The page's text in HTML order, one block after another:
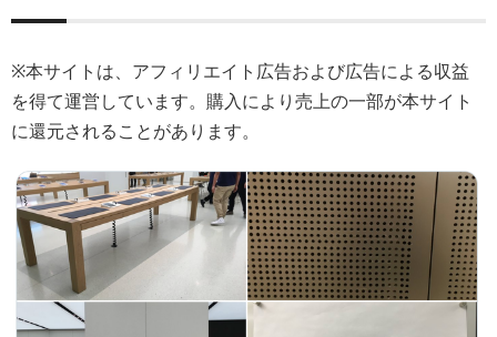
※本サイトは、アフィリエイト広告および広告による収益
を得て運営しています。購入により売上の一部が本サイト
に還元されることがあります。